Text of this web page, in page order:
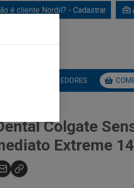
é cliente Nordil? - Cadastrar
FORNECEDORES
Colgate
Extreme